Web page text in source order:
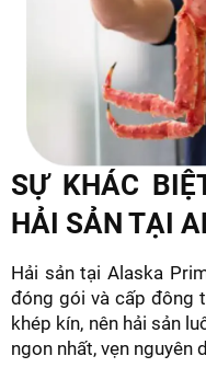
SỰ KHÁC
HẢI SẢN TẠI
Hải sản tại Alaska
đóng gói và cấp đông
khép kín, nên hải sản
ngon nhất, vẹn nguyên